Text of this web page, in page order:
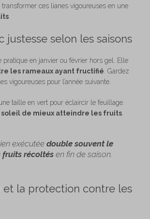
ces lianes vigoureuses en une
.
justesse selon les saisons
pratique en janvier ou février hors gel. Elle
les rameaux ayant fructifié. Gardez
vigoureuses pour l’année suivante.
taille en vert pour éclaircir le feuillage.
de mieux atteindre les fruits.
exécutée double souvent le
fruits récoltés en fin de saison.
et la protection contre les